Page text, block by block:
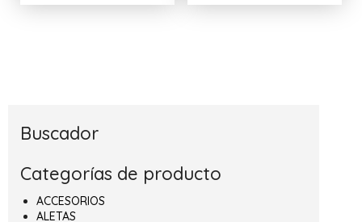
Buscador
Categorías de producto
ACCESORIOS
ALETAS